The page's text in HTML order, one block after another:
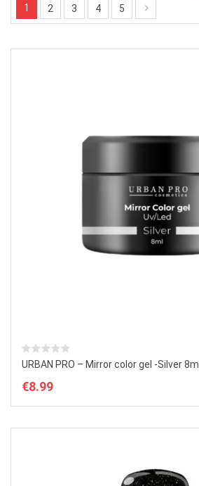
1 2 3 4 5
URBAN PRO – Mirror color gel -Silver 8ml
€8.99